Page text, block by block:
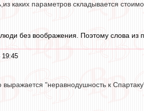
каких параметров складывается
без воображения. Поэтому слова из
выражается "неравнодушность к